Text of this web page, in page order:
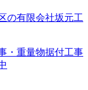
・重量物据付工事